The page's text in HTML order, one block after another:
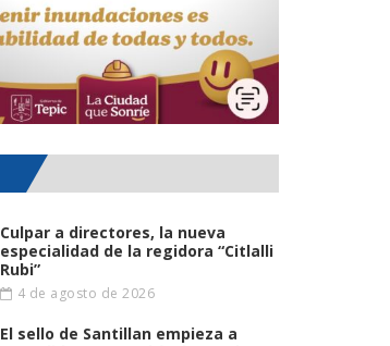
Culpar a directores, la nueva
especialidad de la regidora “Citlalli
Rubi”
4 de agosto de 2026
El sello de Santillan empieza a